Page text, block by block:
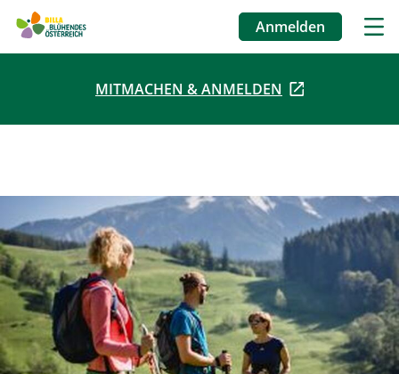
Direkt
Benutzermenü
Anmelden
MITMACHEN & ANMELDEN